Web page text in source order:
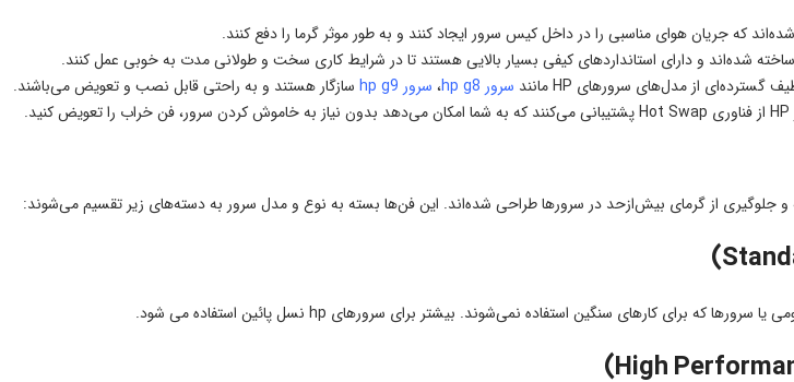
ساخته شده‌اند و دارای استانداردهای کیفی بسیار بالایی هستند تا در شرایط کاری سخت و طولانی مدت به خوبی عمل کنند.
سرور hp g8 ، سرور hp g9 سازگار هستند و به راحتی قابل نصب و تعویض می‌باشند.